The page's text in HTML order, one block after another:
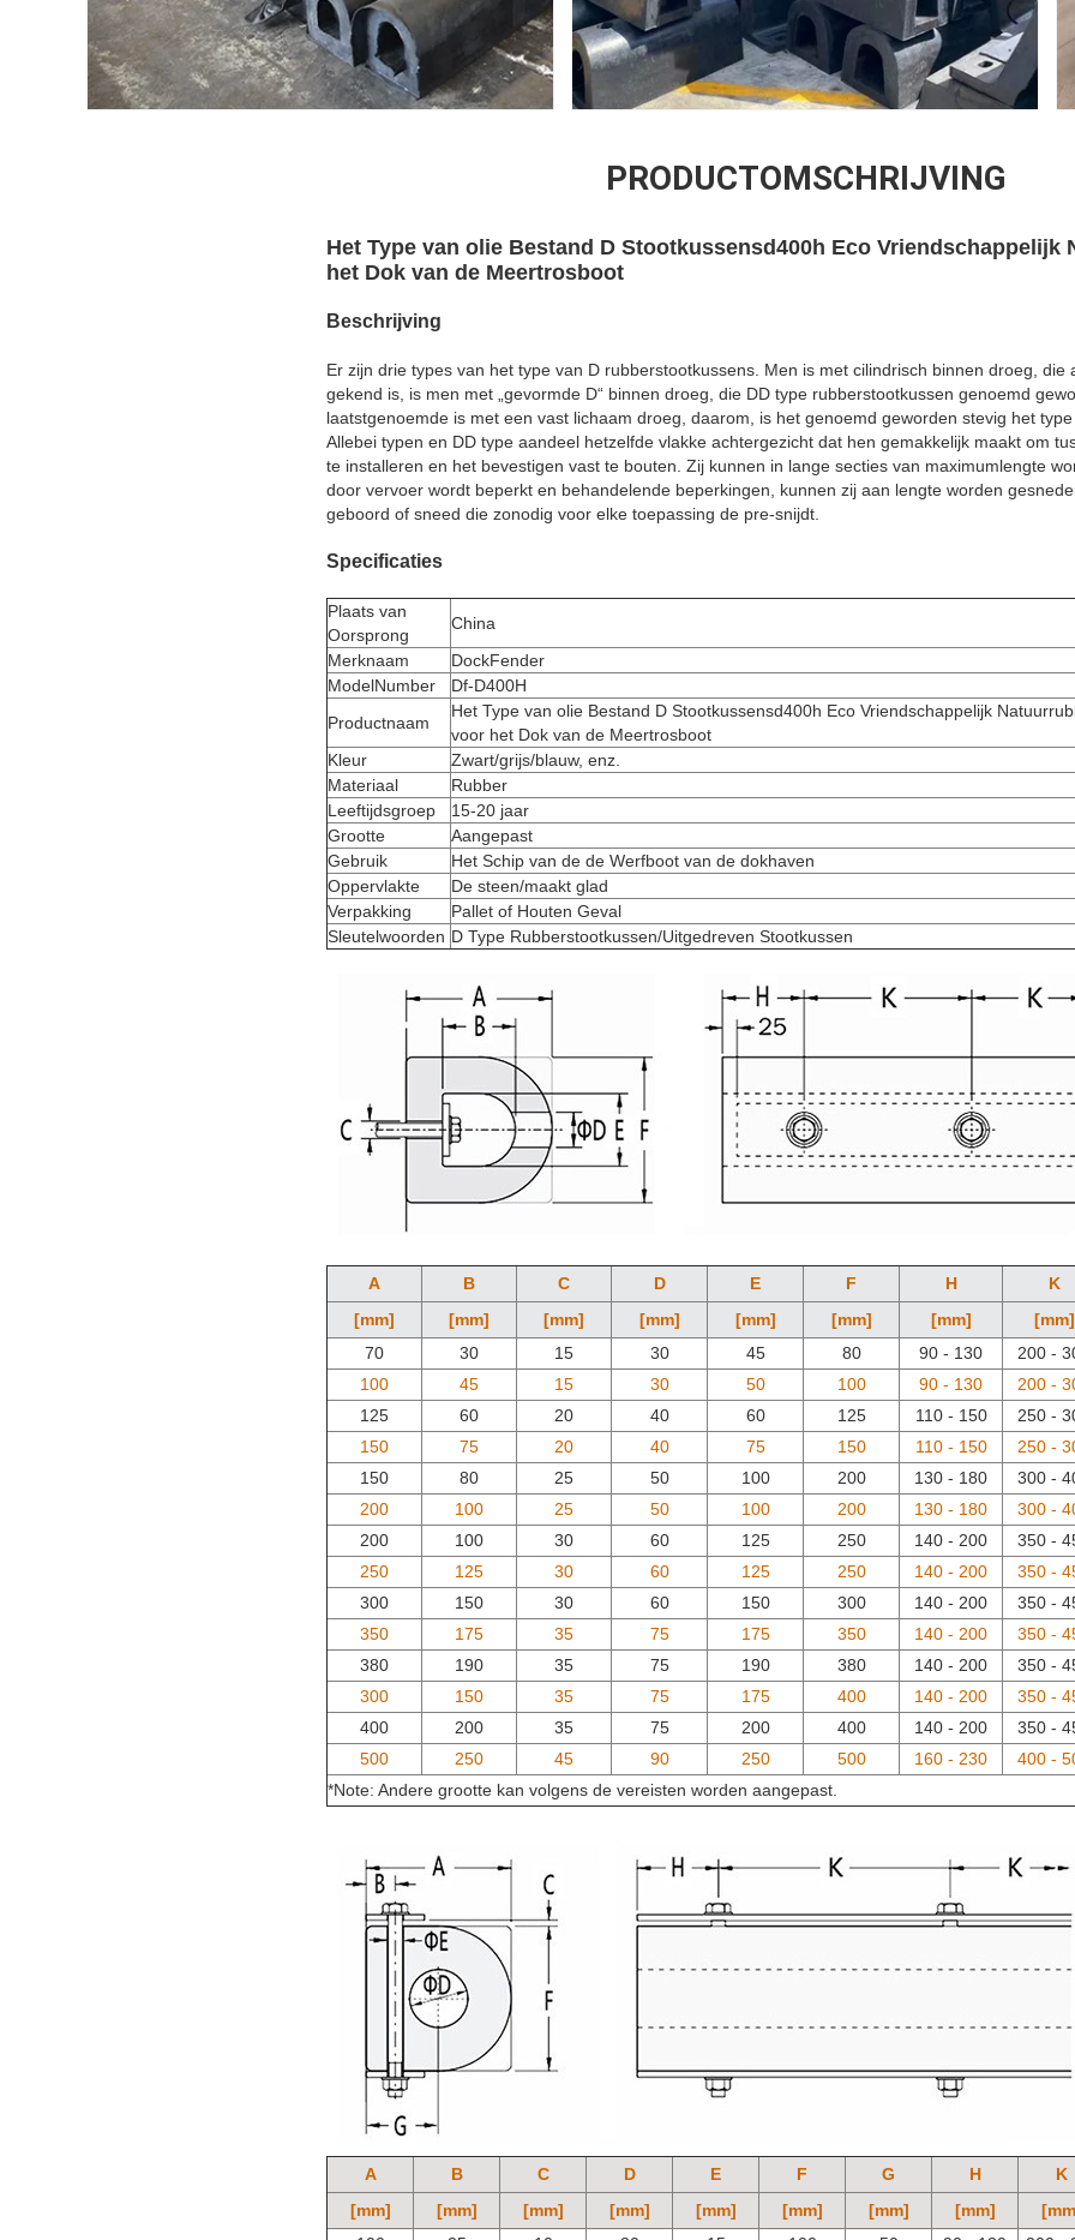
PRODUCTOMSCHRIJVING
Het Type van olie Bestand D Stootkussensd400h Eco Vriendschappelijk
het Dok van de Meertrosboot
Beschrijving
Er zijn drie types van het type van D rubberstootkussens. Men is met cilindrisch binnen droeg, die
gekend is, is men met „gevormde D“ binnen droeg, die DD type rubberstootkussen genoemd
laatstgenoemde is met een vast lichaam droeg, daarom, is het genoemd geworden stevig het
Allebei typen en DD type aandeel hetzelfde vlakke achtergezicht dat hen gemakkelijk maakt om
te installeren en het bevestigen vast te bouten. Zij kunnen in lange secties van maximumlengte
door vervoer wordt beperkt en behandelende beperkingen, kunnen zij aan lengte worden
geboord of sneed die zonodig voor elke toepassing de pre-snijdt.
Specificaties
Plaats van
Oorsprong
China
Merknaam
DockFender
ModelNumber
Df-D400H
Productnaam
Het Type van olie Bestand D Stootkussensd400h Eco Vriendschappelijk
voor het Dok van de Meertrosboot
Kleur
Zwart/grijs/blauw, enz.
Materiaal
Rubber
Leeftijdsgroep
15-20 jaar
Grootte
Aangepast
Gebruik
Het Schip van de de Werfboot van de dokhaven
Oppervlakte
De steen/maakt glad
Verpakking
Pallet of Houten Geval
Sleutelwoorden D Type Rubberstootkussen/Uitgedreven Stootkussen
A B C D E F H
K
[mm]
[mm] [mm] [mm] [mm] [mm] [mm]
[mm]
70
30 15 30 45 80 90 - 130
200 -
100
45 15 30 50 100 90 - 130
200 -
125
60 20 40 60 125 110 - 150
250 -
150
75 20 40 75 150 110 - 150
250 -
150
80 25 50 100 200 130 - 180
300 -
200
100 25 50 100 200 130 - 180
300 -
200
100 30 60 125 250 140 - 200
350 -
250
125 30 60 125 250 140 - 200
350 -
300
150 30 60 150 300 140 - 200
350 -
350
175 35 75 175 350 140 - 200
350 -
380
190 35 75 190 380 140 - 200
350 -
300
150 35 75 175 400 140 - 200
350 -
400
200 35 75 200 400 140 - 200
350 -
500
250 45 90 250 500 160 - 230
400 -
*Note: Andere grootte kan volgens de vereisten worden aangepast.
A B C D E F G H
K
[mm]
[mm] [mm] [mm] [mm] [mm] [mm] [mm]